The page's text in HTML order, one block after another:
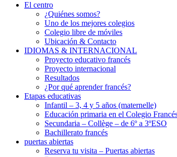
El centro
¿Quiénes somos?
Uno de los mejores colegios
Colegio libre de móviles
Ubicación & Contacto
IDIOMAS & INTERNACIONAL
Proyecto educativo francés
Proyecto internacional
Resultados
¿Por qué aprender francés?
Etapas educativas
Infantil – 3, 4 y 5 años (maternelle)
Educación primaria en el Colegio
Secundaria – Collège – de 6º a 3ºESO
Bachillerato francés
puertas abiertas
Reserva tu visita – Puertas abiertas